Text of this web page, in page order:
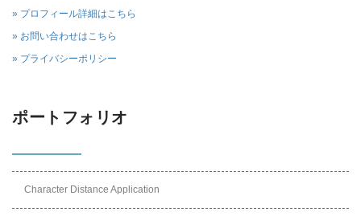
» プロフィール詳細はこちら
» お問い合わせはこちら
» プライバシーポリシー
ポートフォリオ
Character Distance Application